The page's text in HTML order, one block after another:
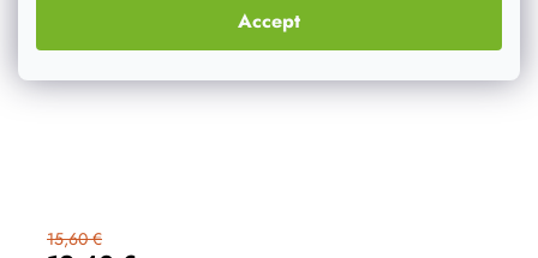
Accept
15,60 €